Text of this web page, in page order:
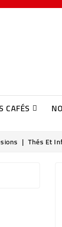
CAFÉS
Thés Et